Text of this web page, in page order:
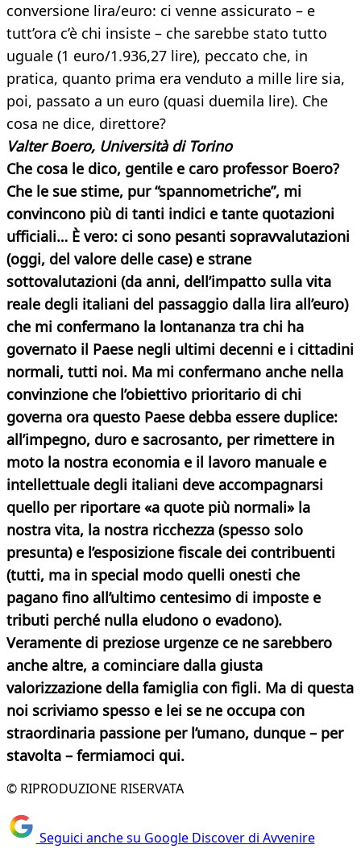
conversione lira/euro: ci venne assicurato – e
tutt’ora c’è chi insiste – che sarebbe stato tutto
uguale (1 euro/1.936,27 lire), peccato che, in
pratica, quanto prima era venduto a mille lire sia,
poi, passato a un euro (quasi duemila lire). Che
cosa ne dice, direttore?
Valter Boero, Università di Torino
Che cosa le dico, gentile e caro professor Boero?
Che le sue stime, pur “spannometriche”, mi
convincono più di tanti indici e tante quotazioni
ufficiali… È vero: ci sono pesanti sopravvalutazioni
(oggi, del valore delle case) e strane
sottovalutazioni (da anni, dell’impatto sulla vita
reale degli italiani del passaggio dalla lira all’euro)
che mi confermano la lontananza tra chi ha
governato il Paese negli ultimi decenni e i cittadini
normali, tutti noi. Ma mi confermano anche nella
convinzione che l’obiettivo prioritario di chi
governa ora questo Paese debba essere duplice:
all’impegno, duro e sacrosanto, per rimettere in
moto la nostra economia e il lavoro manuale e
intellettuale degli italiani deve accompagnarsi
quello per riportare «a quote più normali» la
nostra vita, la nostra ricchezza (spesso solo
presunta) e l’esposizione fiscale dei contribuenti
(tutti, ma in special modo quelli onesti che
pagano fino all’ultimo centesimo di imposte e
tributi perché nulla eludono o evadono).
Veramente di preziose urgenze ce ne sarebbero
anche altre, a cominciare dalla giusta
valorizzazione della famiglia con figli. Ma di questa
noi scriviamo spesso e lei se ne occupa con
straordinaria passione per l’umano, dunque – per
stavolta – fermiamoci qui.
© RIPRODUZIONE RISERVATA
Seguici anche su Google Discover di Avvenire